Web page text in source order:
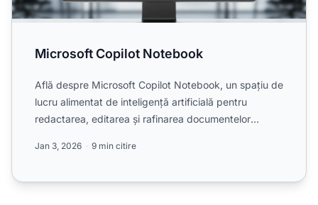
Microsoft Copilot Notebook
Află despre Microsoft Copilot Notebook, un spațiu de
lucru alimentat de inteligență artificială pentru
redactarea, editarea și rafinarea documentelor
Jan 3, 2026 9 min citire